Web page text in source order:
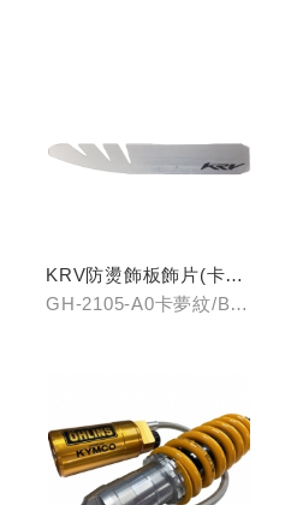
KRV防燙飾板飾片(卡夢
紋/金屬髮絲)
GH-2105-A0卡夢紋/B0